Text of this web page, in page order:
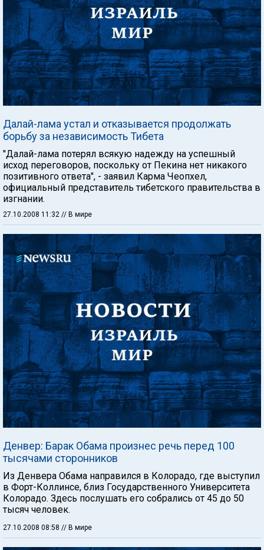
Далай-лама устал и отказывается продолжать
борьбу за независимость Тибета
"Далай-лама потерял всякую надежду на успешный
исход переговоров, поскольку от Пекина нет никакого
позитивного ответа", - заявил Карма Чеопхел,
официальный представитель тибетского правительства в
изгнании.
27.10.2008 11:32 // В мире
Денвер: Барак Обама произнес речь перед 100
тысячами сторонников
Из Денвера Обама направился в Колорадо, где выступил
в Форт-Коллинсе, близ Государственного Университета
Колорадо. Здесь послушать его собрались от 45 до 50
тысяч человек.
27.10.2008 08:58 // В мире